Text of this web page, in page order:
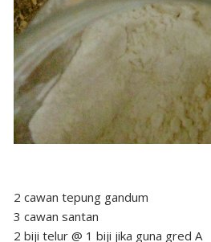
2 cawan tepung gandum
3 cawan santan
2 biji telur @ 1 biji jika guna gred A